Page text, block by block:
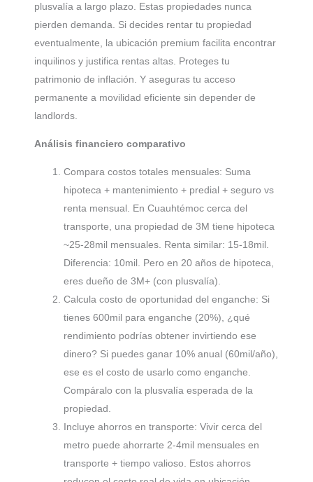
plusvalía a largo plazo. Estas propiedades nunca
pierden demanda. Si decides rentar tu propiedad
eventualmente, la ubicación premium facilita encontrar
inquilinos y justifica rentas altas. Proteges tu
patrimonio de inflación. Y aseguras tu acceso
permanente a movilidad eficiente sin depender de
landlords.
Análisis financiero comparativo
Compara costos totales mensuales: Suma
hipoteca + mantenimiento + predial + seguro vs
renta mensual. En Cuauhtémoc cerca del
transporte, una propiedad de 3M tiene hipoteca
~25-28mil mensuales. Renta similar: 15-18mil.
Diferencia: 10mil. Pero en 20 años de hipoteca,
eres dueño de 3M+ (con plusvalía).
Calcula costo de oportunidad del enganche: Si
tienes 600mil para enganche (20%), ¿qué
rendimiento podrías obtener invirtiendo ese
dinero? Si puedes ganar 10% anual (60mil/año),
ese es el costo de usarlo como enganche.
Compáralo con la plusvalía esperada de la
propiedad.
Incluye ahorros en transporte: Vivir cerca del
metro puede ahorrarte 2-4mil mensuales en
transporte + tiempo valioso. Estos ahorros